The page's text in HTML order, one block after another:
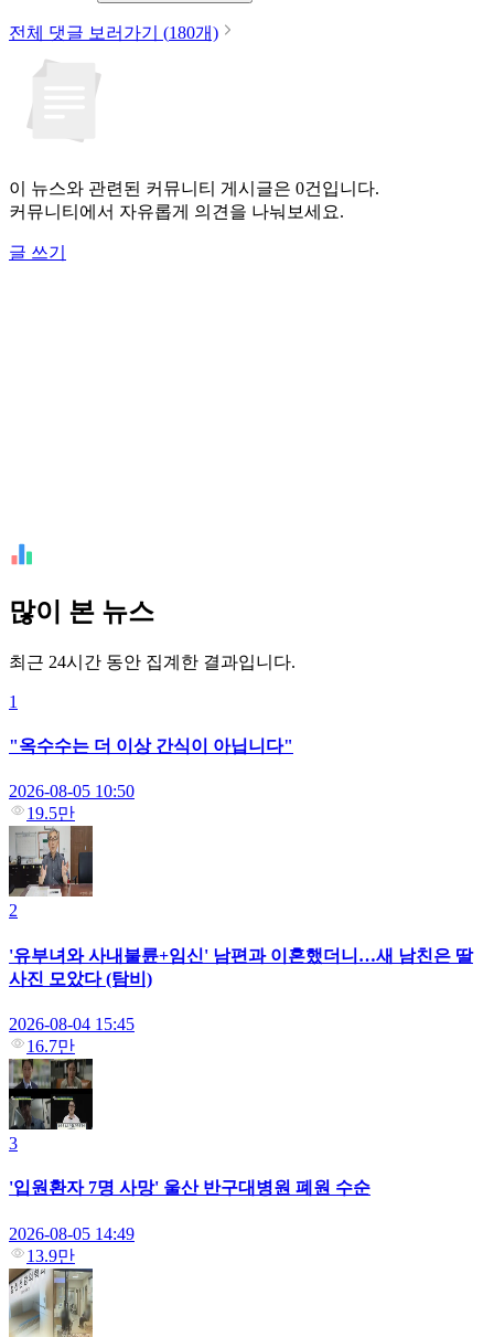
전체 댓글 보러가기 (180개)
이 뉴스와 관련된 커뮤니티 게시글은 0건입니다.
커뮤니티에서 자유롭게 의견을 나눠보세요.
글 쓰기
많이 본 뉴스
최근 24시간 동안 집계한 결과입니다.
1
"옥수수는 더 이상 간식이 아닙니다"
2026-08-05 10:50
19.5만
2
'유부녀와 사내불륜+임신' 남편과 이혼했더니…새 남친은 딸
사진 모았다 (탐비)
2026-08-04 15:45
16.7만
3
'입원환자 7명 사망' 울산 반구대병원 폐원 수순
2026-08-05 14:49
13.9만